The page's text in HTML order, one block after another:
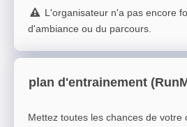
L'organisateur n'a pas encore
d'ambiance ou du parcours.
plan d'entrainement
Mettez toutes les chances de votre